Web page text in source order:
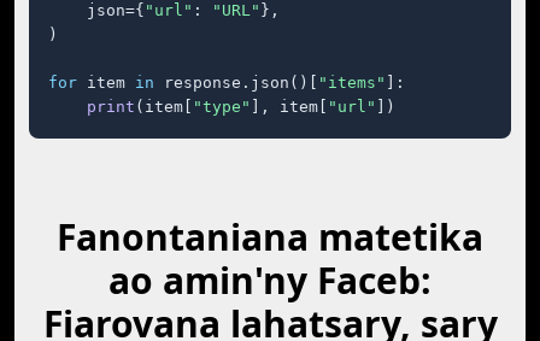
    json={
"url" : "URL" },
)
for item in response.json()[ "items"
]:
print (item[ "type" ], item[ "url" ])
Fanontaniana matetika
ao amin'ny Faceb:
Fiarovana lahatsary, sary